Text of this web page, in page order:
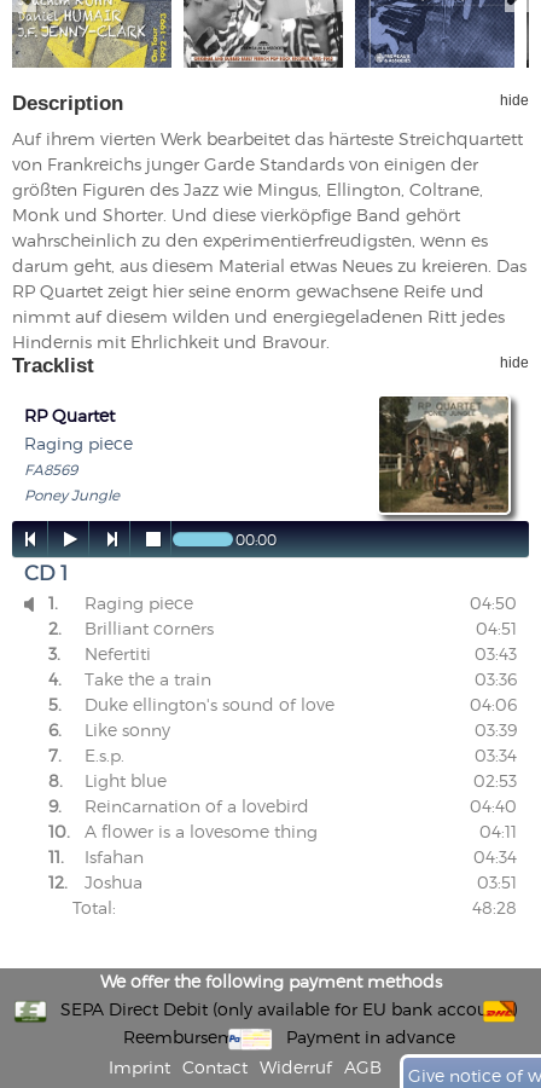
Description hide
Auf ihrem vierten Werk bearbeitet das härteste Streichquartett
von Frankreichs junger Garde Standards von einigen der
größten Figuren des Jazz wie Mingus, Ellington, Coltrane,
Monk und Shorter. Und diese vierköpfige Band gehört
wahrscheinlich zu den experimentierfreudigsten, wenn es
darum geht, aus diesem Material etwas Neues zu kreieren. Das
RP Quartet zeigt hier seine enorm gewachsene Reife und
nimmt auf diesem wilden und energiegeladenen Ritt jedes
Hindernis mit Ehrlichkeit und Bravour.
Tracklist hide
RP Quartet
Raging piece
FA8569
Poney Jungle
    00:00
CD 1
 1. Raging piece
04:50
2.
Brilliant corners
04:51
3.
Nefertiti
03:43
4.
Take the a train
03:36
5.
Duke ellington's sound of love
04:06
6.
Like sonny
03:39
7.
E.s.p.
03:34
8.
Light blue
02:53
9.
Reincarnation of a lovebird
04:40
10.
A flower is a lovesome thing
04:11
11.
Isfahan
04:34
12.
Joshua
03:51
Total:
48:28
We offer the following payment methods
SEPA Direct Debit (only available for EU bank accounts)
Reembursement
Payment in advance
Imprint
Contact Widerruf AGB Give notice of